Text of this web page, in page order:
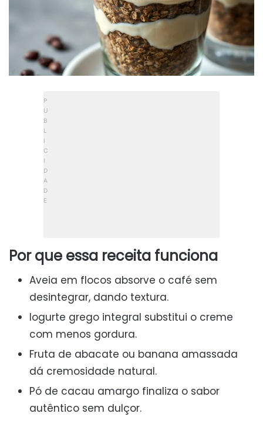
Por que essa receita funciona
Aveia em flocos absorve o café sem
desintegrar, dando textura.
Iogurte grego integral substitui o creme
com menos gordura.
Fruta de abacate ou banana amassada
dá cremosidade natural.
Pó de cacau amargo finaliza o sabor
autêntico sem dulçor.